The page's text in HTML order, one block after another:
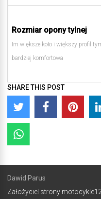
Rozmiar opony tylnej
Im większe koło i większy profil
bardziej komfortowa
SHARE THIS POST
Dawid Parus
Założyciel strony